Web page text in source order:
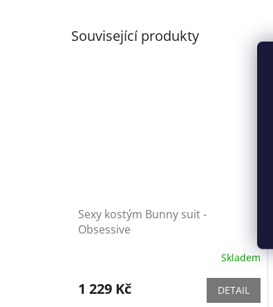
Související produkty
Sexy kostým Bunny suit -
Obsessive
Skladem
1 229 Kč DETAIL